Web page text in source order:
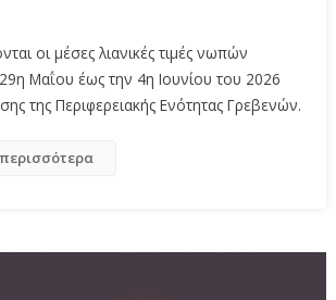
οι μέσες λιανικές τιμές νωπών
Μαΐου έως την 4η Ιουνίου του 2026
της Περιφερειακής Ενότητας Γρεβενών.